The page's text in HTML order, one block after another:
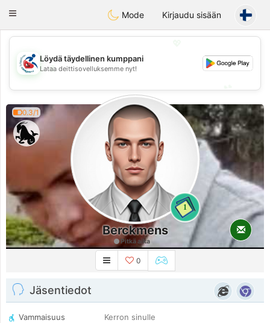
Handi Space
Toggle
Mode Kirjaudu sisään
💖
💕
Löydä täydellinen kumppani
Lataa deittisovelluksemme nyt!
0.3/1
1
Berckmens
Pitkä aika
0
Jäsentiedot
Vammaisuus
Kerron sinulle